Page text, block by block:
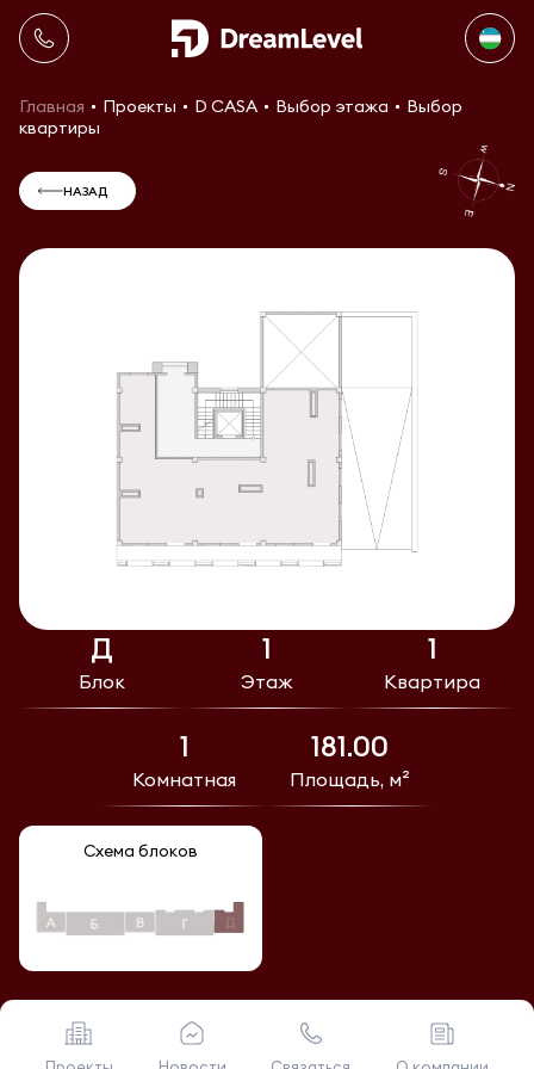
Главная Проекты D CASA Выбор этажа
Выбор
квартиры
Д
Блок
1
Этаж
1
Квартира
1
Комнатная
181.00
Площадь, м²
Схема блоков
НАЗАД